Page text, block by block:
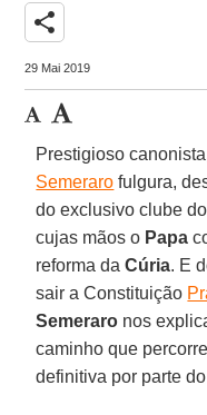
share
29 Mai 2019
Prestigioso
Semeraro fulgura,
do exclusivo clube
cujas mãos o Papa
reforma daCúria. E
sair a Constituição
Semeraro nos
caminho que
definitiva por parte do